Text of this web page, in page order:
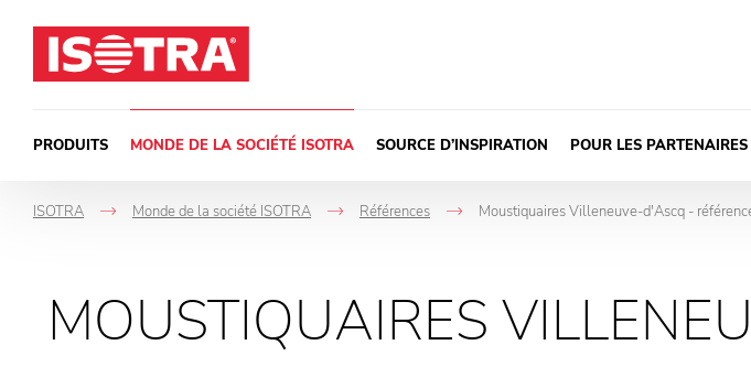
PRODUITS MONDE DE LA SOCIÉTÉ ISOTRA SOURCE D’INSPIRATION POUR LES PARTENAIRES
ISOTRA
->
Monde de la société ISOTRA
->
Références Moustiquaires Villeneuve-d'Ascq -
MOUSTIQUAIRES